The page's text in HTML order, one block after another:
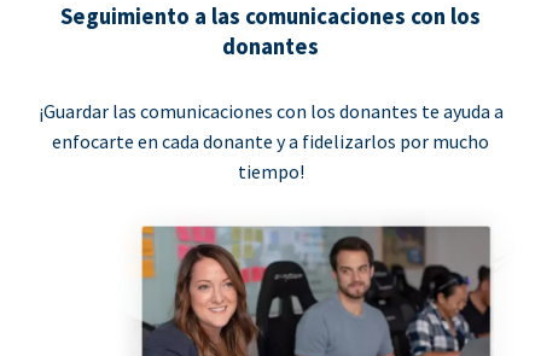
Seguimiento a las comunicaciones con los
donantes
¡Guardar las comunicaciones con los donantes te ayuda a
enfocarte en cada donante y a fidelizarlos por mucho
tiempo!